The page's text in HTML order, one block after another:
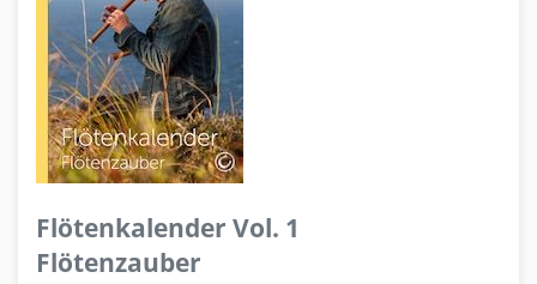
Flötenkalender Vol. 1
Flötenzauber